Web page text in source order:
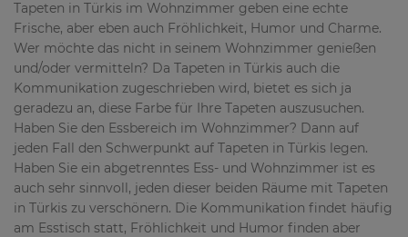
Tapeten in Türkis im Wohnzimmer geben eine echte
Frische, aber eben auch Fröhlichkeit, Humor und Charme.
Wer möchte das nicht in seinem Wohnzimmer genießen
und/oder vermitteln? Da Tapeten in Türkis auch die
Kommunikation zugeschrieben wird, bietet es sich ja
geradezu an, diese Farbe für Ihre Tapeten auszusuchen.
Haben Sie den Essbereich im Wohnzimmer? Dann auf
jeden Fall den Schwerpunkt auf Tapeten in Türkis legen.
Haben Sie ein abgetrenntes Ess- und Wohnzimmer ist es
auch sehr sinnvoll, jeden dieser beiden Räume mit Tapeten
in Türkis zu verschönern. Die Kommunikation findet häufig
am Esstisch statt, Fröhlichkeit und Humor finden aber